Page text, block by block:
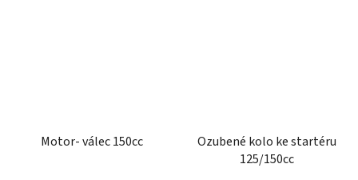
Motor- válec 150cc
Ozubené kolo ke startéru
125/150cc